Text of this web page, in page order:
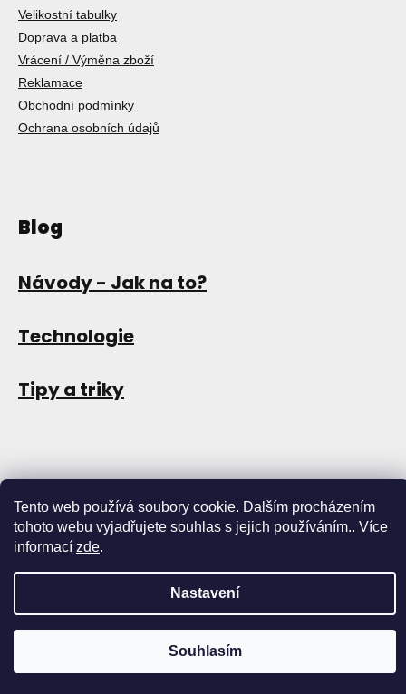
Tento web používá soubory cookie. Dalším procházením
tohoto webu vyjadřujete souhlas s jejich používáním.. Více
informací zde.
Nastavení
Souhlasím
Velikostní tabulky
Doprava a platba
Vrácení / Výměna zboží
Reklamace
Obchodní podmínky
Ochrana osobních údajů
Blog
Návody - Jak na to?
Technologie
Tipy a triky
Copyright 2026Store13. Všechna práva vyhrazena.Upravit
nastavení cookies
Vytvořil Shoptet